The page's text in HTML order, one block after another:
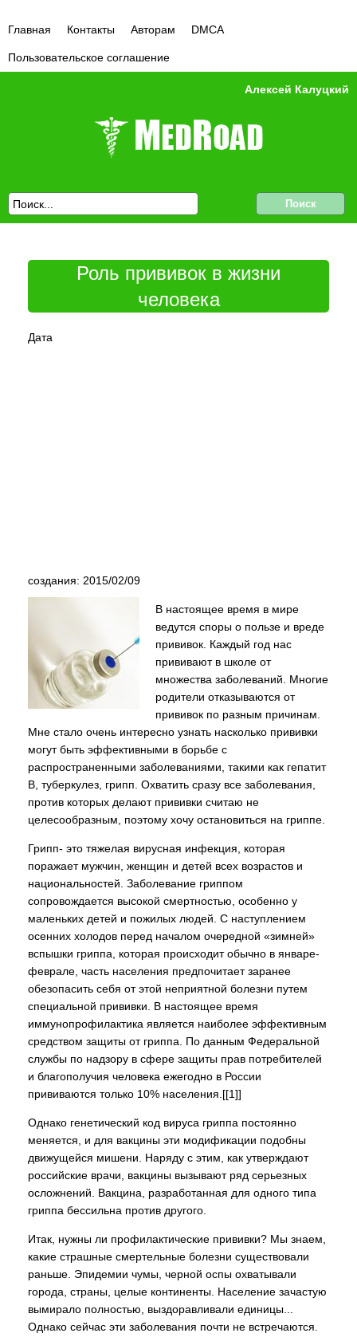
Главная Контакты Авторам DMCA
Пользовательское соглашение
Алексей Калуцкий
Роль прививок в жизни
человека
Дата
создания: 2015/02/09
В настоящее время в мире
ведутся споры о пользе и вреде
прививок. Каждый год нас
прививают в школе от
множества заболеваний. Многие
родители отказываются от
прививок по разным причинам.
Мне стало очень интересно узнать насколько прививки
могут быть эффективными в борьбе с
распространенными заболеваниями, такими как гепатит
В, туберкулез, грипп. Охватить сразу все заболевания,
против которых делают прививки считаю не
целесообразным, поэтому хочу остановиться на гриппе.
Грипп- это тяжелая вирусная инфекция, которая
поражает мужчин, женщин и детей всех возрастов и
национальностей. Заболевание гриппом
сопровождается высокой смертностью, особенно у
маленьких детей и пожилых людей. С наступлением
осенних холодов перед началом очередной «зимней»
вспышки гриппа, которая происходит обычно в январе-
феврале, часть населения предпочитает заранее
обезопасить себя от этой неприятной болезни путем
специальной прививки. В настоящее время
иммунопрофилактика является наиболее эффективным
средством защиты от гриппа. По данным Федеральной
службы по надзору в сфере защиты прав потребителей
и благополучия человека ежегодно в России
прививаются только 10% населения.[[1]]
Однако генетический код вируса гриппа постоянно
меняется, и для вакцины эти модификации подобны
движущейся мишени. Наряду с этим, как утверждают
российские врачи, вакцины вызывают ряд серьезных
осложнений. Вакцина, разработанная для одного типа
гриппа бессильна против другого.
Итак, нужны ли профилактические прививки? Мы знаем,
какие страшные смертельные болезни существовали
раньше. Эпидемии чумы, черной оспы охватывали
города, страны, целые континенты. Население зачастую
вымирало полностью, выздоравливали единицы...
Однако сейчас эти заболевания почти не встречаются.